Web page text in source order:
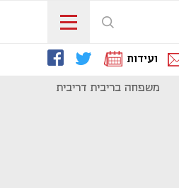
ועידות
משפחה בריבית דריבית